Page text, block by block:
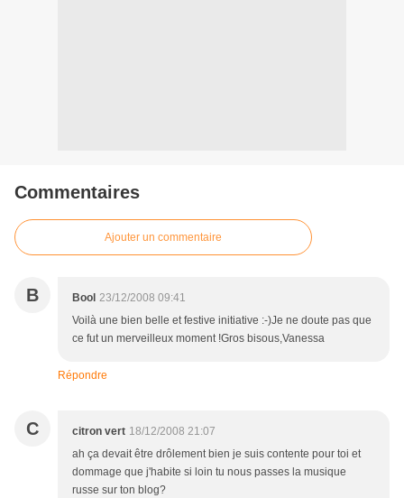
Commentaires
Ajouter un commentaire
B Bool 23/12/2008 09:41
Voilà une bien belle et festive initiative :-)Je ne doute pas que
ce fut un merveilleux moment !Gros bisous,Vanessa
Répondre
C citron vert 18/12/2008 21:07
ah ça devait être drôlement bien je suis contente pour toi et
dommage que j'habite si loin tu nous passes la musique
russe sur ton blog?